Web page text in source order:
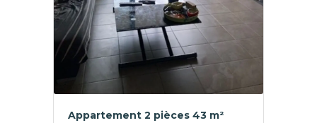
Appartement 2 pièces 43 m²